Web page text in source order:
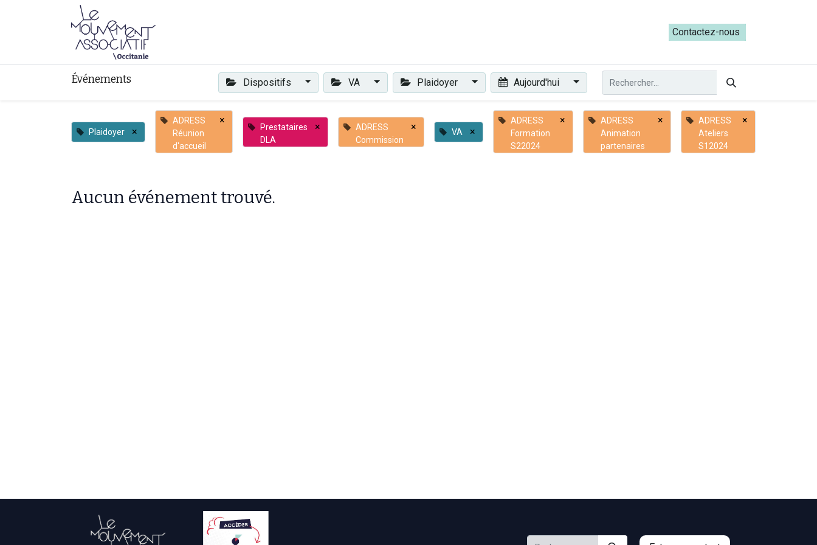
Les ateliers du Parcours ADRESS [mai-juin 2026]
Contactez-nous​​
Événements Dispositifs VA Plaidoyer Aujourd'hui
Plaidoyer ×
ADRESS
Réunion
d'accueil
×
Prestataires
DLA
×
ADRESS
Commission
× VA ×
ADRESS
Formation
S22024
×
ADRESS
Animation
partenaires
×
ADRESS
Ateliers
S12024
×
Aucun événement trouvé.